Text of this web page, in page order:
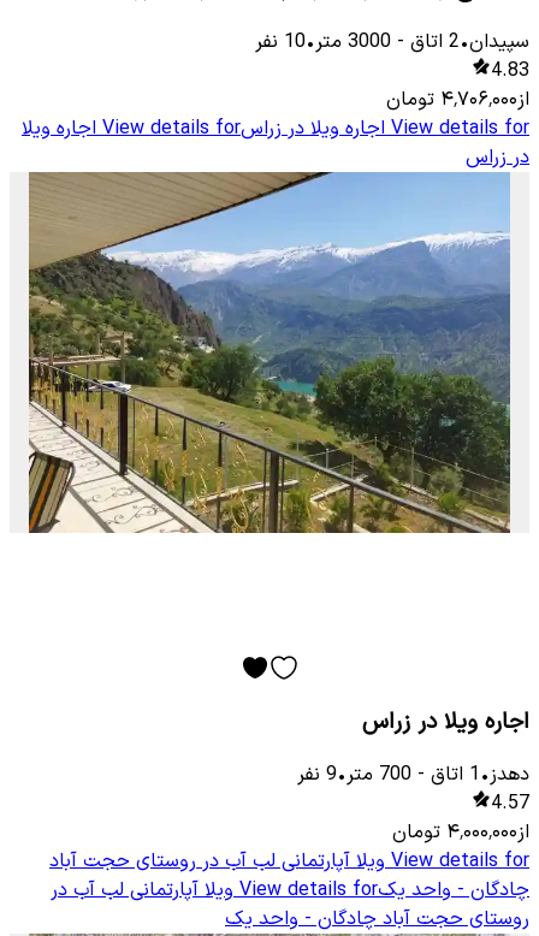
سپیدان•
2 اتاق -
3000 متر•
10 نفر
4.83
از۴٬۷۰۶٬۰۰۰ تومان
View details for اجاره ویلا در زراسView details for اجاره ویلا
در زراس
اجاره ویلا در زراس
دهدز•
1 اتاق -
700 متر•
9 نفر
4.57
از۴٬۰۰۰٬۰۰۰ تومان
View details for ویلا آپارتمانی لب آب در روستای حجت آباد
چادگان - واحد یکView details for ویلا آپارتمانی لب آب در
روستای حجت آباد چادگان - واحد یک